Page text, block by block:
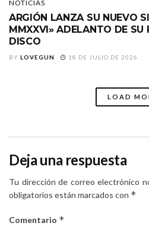
NOTICIAS
ARGIÓN LANZA SU NUEVO
MMXXVI» ADELANTO DE SU
DISCO
BY LOVEGUN 18 DE JULIO DE 2026
LOAD
Deja una respuesta
Tu dirección de correo electrónico
obligatorios están marcados con *
Comentario *